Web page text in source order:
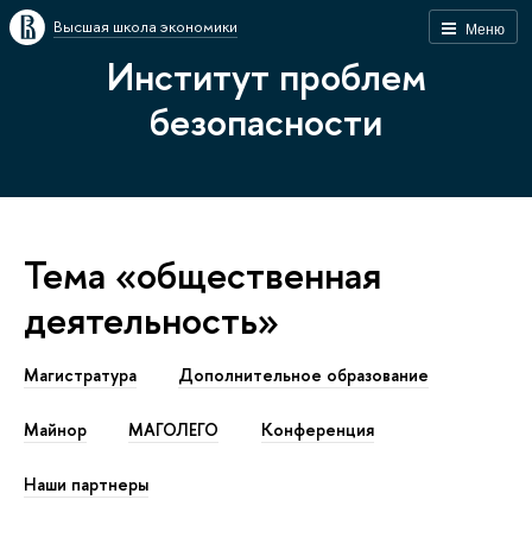
Меню
Высшая школа экономики
Институт проблем
безопасности
Тема «общественная
деятельность»
Магистратура Дополнительное образование
Майнор МАГОЛЕГО Конференция
Наши партнеры